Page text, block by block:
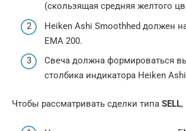
(скользящая средняя желтого
Heiken Ashi Smoothhed должен
EMA 200.
Свеча должна формироваться
столбика индикатора Heiken
Чтобы рассматривать сделки типа SELL,